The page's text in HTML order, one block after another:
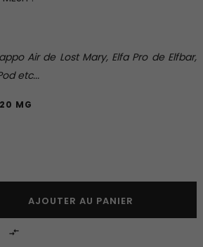
Air de Lost Mary, Elfa Pro de Elfbar,
etc...
MG
AJOUTER AU PANIER
